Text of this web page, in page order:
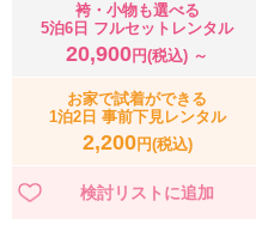
袴・小物も選べる
5泊6日 フルセットレンタル
20,900 円(税込) ～
お家で試着ができる
1泊2日 事前下見レンタル
2,200円(税込)